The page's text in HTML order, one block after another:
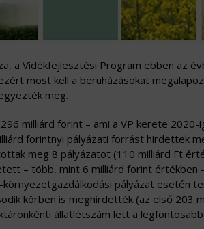
a Vidékfejlesztési Program ebben az
most kell a beruházásokat
meg.
milliárd forint – ami a VP kerete 2020-
forintnyi pályázati forrást hirdettek
meg 8 pályázatot (110 milliárd Ft
– több, mint 6 milliárd forint értékben
pályázat esetén
körben is meghirdették (az első 203
állatlétszám lett a